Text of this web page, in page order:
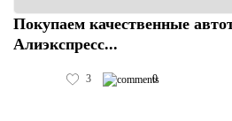
Покупаем качественные
Алиэкспресс...
3 0